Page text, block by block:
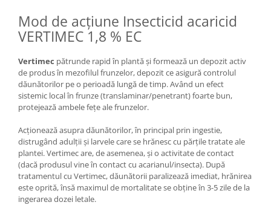
Mod de acțiune Insecticid acaricid
VERTIMEC 1,8 % EC
Vertimec pătrunde rapid în plantă şi formează un depozit activ
de produs în mezofilul frunzelor, depozit ce asigură controlul
dăunătorilor pe o perioadă lungă de timp. Având un efect
sistemic local în frunze (translaminar/penetrant) foarte bun,
protejează ambele feţe ale frunzelor.
Acţionează asupra dăunătorilor, în principal prin ingestie,
distrugând adulţii şi larvele care se hrănesc cu părţile tratate ale
plantei. Vertimec are, de asemenea, şi o activitate de contact
(dacă produsul vine în contact cu acarianul/insecta). După
tratamentul cu Vertimec, dăunătorii paralizează imediat, hrănirea
este oprită, însă maximul de mortalitate se obţine în 3-5 zile de la
ingerarea dozei letale.